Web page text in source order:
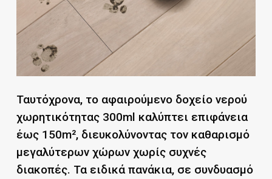
Ταυτόχρονα, το αφαιρούμενο δοχείο νερού
χωρητικότητας 300ml καλύπτει επιφάνεια
έως 150m², διευκολύνοντας τον καθαρισμό
μεγαλύτερων χώρων χωρίς συχνές
διακοπές. Τα ειδικά πανάκια, σε συνδυασμό